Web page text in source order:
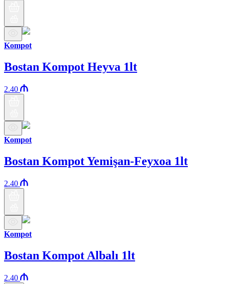
Kompot
Bostan Kompot Heyva 1lt
2.40
Kompot
Bostan Kompot Yemişan-Feyxoa 1lt
2.40
Kompot
Bostan Kompot Albalı 1lt
2.40